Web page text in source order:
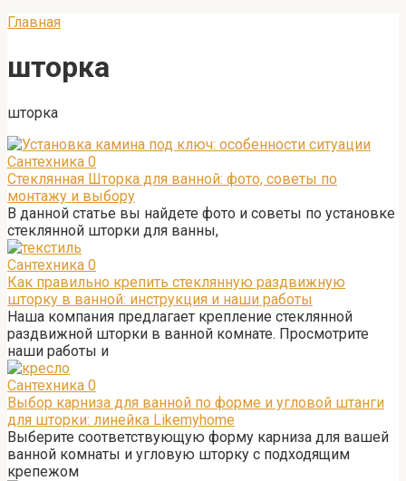
Главная
шторка
шторка
Сантехника 0
Стеклянная Шторка для ванной: фото, советы по
монтажу и выбору
В данной статье вы найдете фото и советы по установке
стеклянной шторки для ванны,
Сантехника 0
Как правильно крепить стеклянную раздвижную
шторку в ванной: инструкция и наши работы
Наша компания предлагает крепление стеклянной
раздвижной шторки в ванной комнате. Просмотрите
наши работы и
Сантехника 0
Выбор карниза для ванной по форме и угловой штанги
для шторки: линейка Likemyhome
Выберите соответствующую форму карниза для вашей
ванной комнаты и угловую шторку с подходящим
крепежом